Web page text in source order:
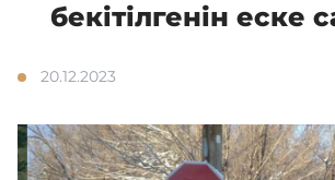
Жаңалықтар
бекітілгенін еске
20.12.2023